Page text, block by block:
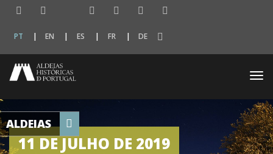
PT EN ES FR DE
ALDEIAS
11 DE JULHO DE 2019